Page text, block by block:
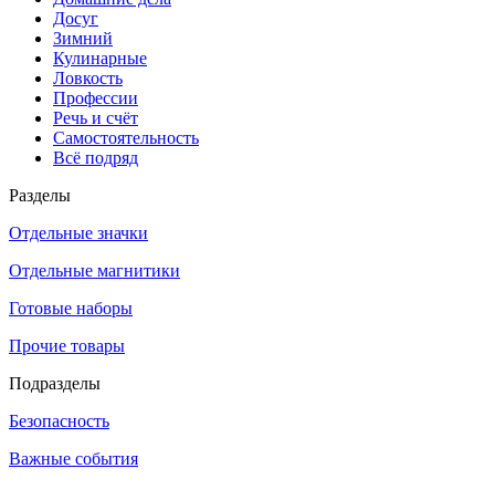
Досуг
Зимний
Кулинарные
Ловкость
Профессии
Речь и счёт
Самостоятельность
Всё подряд
Разделы
Отдельные значки
Отдельные магнитики
Готовые наборы
Прочие товары
Подразделы
Безопасность
Важные события